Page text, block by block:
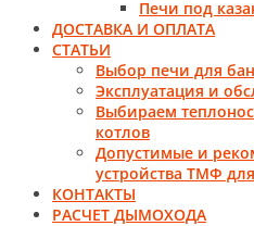
Печи под
ДОСТАВКА И ОПЛАТА
СТАТЬИ
Выбор печи для
Эксплуатация и
Выбираем
котлов
Допустимые и
устройства ТМФ
КОНТАКТЫ
РАСЧЕТ ДЫМОХОДА